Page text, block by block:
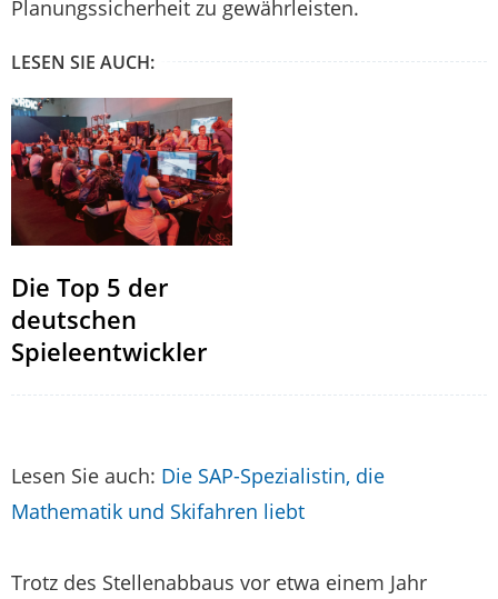
Planungssicherheit zu gewährleisten.
LESEN SIE AUCH:
Die Top 5 der
deutschen
Spieleentwickler
Lesen Sie auch: Die SAP-Spezialistin, die
Mathematik und Skifahren liebt
Trotz des Stellenabbaus vor etwa einem Jahr